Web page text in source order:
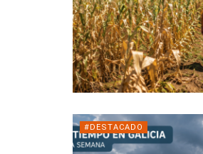
#DESTACADO